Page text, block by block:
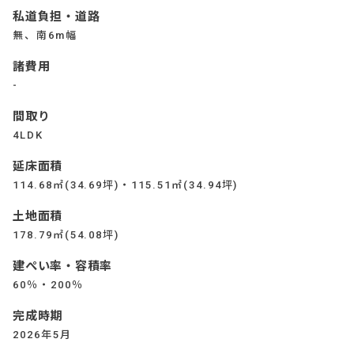
私道負担・道路
無、南6m幅
諸費用
-
間取り
4LDK
延床面積
114.68㎡(34.69坪)・115.51㎡(34.94坪)
土地面積
178.79㎡(54.08坪)
建ぺい率・容積率
60％・200％
完成時期
2026年5月